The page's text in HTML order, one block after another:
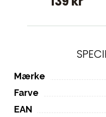
Mærke
Farve
EAN